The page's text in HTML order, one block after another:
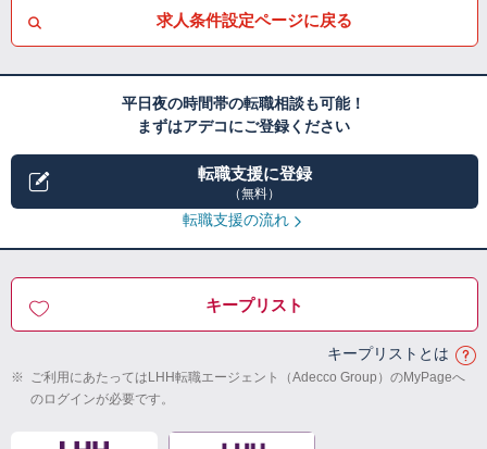
求人条件設定ページに戻る
平日夜の時間帯の転職相談も可能！
まずはアデコにご登録ください
転職支援に登録
（無料）
転職支援の流れ
キープリスト
キープリストとは
※ ご利用にあたってはLHH転職エージェント（Adecco Group）のMyPageへ
のログインが必要です。